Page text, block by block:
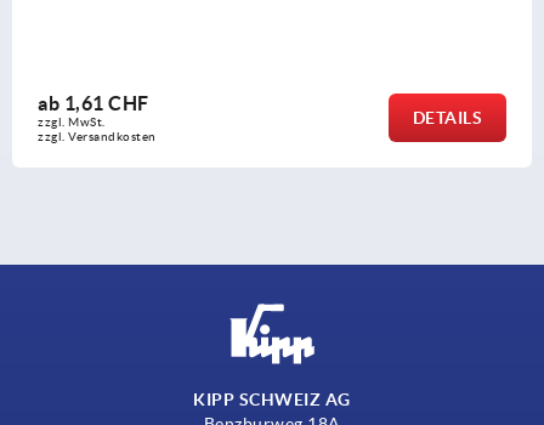
ab 1,61 CHF
zzgl. MwSt.
zzgl. Versandkosten
DETAILS
KIPP SCHWEIZ AG